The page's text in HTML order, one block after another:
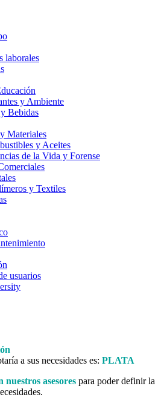
laborales
y Ambiente
Bebidas
Materiales
y Aceites
de la Vida y Forense
y Textiles
usuarios
a sus necesidades es: PLATA
nuestros asesores para poder definir la